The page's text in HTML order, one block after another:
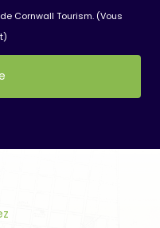
Cornwall Tourism. (Vous